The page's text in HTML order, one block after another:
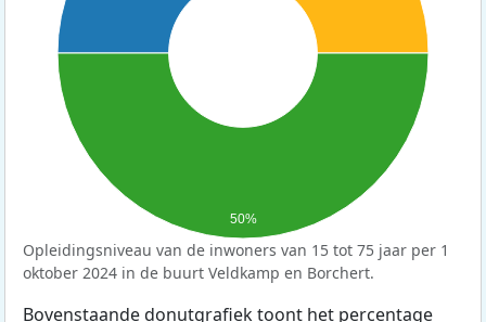
50%
Opleidingsniveau van de inwoners van 15 tot 75 jaar per 1
oktober 2024 in de buurt Veldkamp en Borchert.
Bovenstaande donutgrafiek toont het percentage